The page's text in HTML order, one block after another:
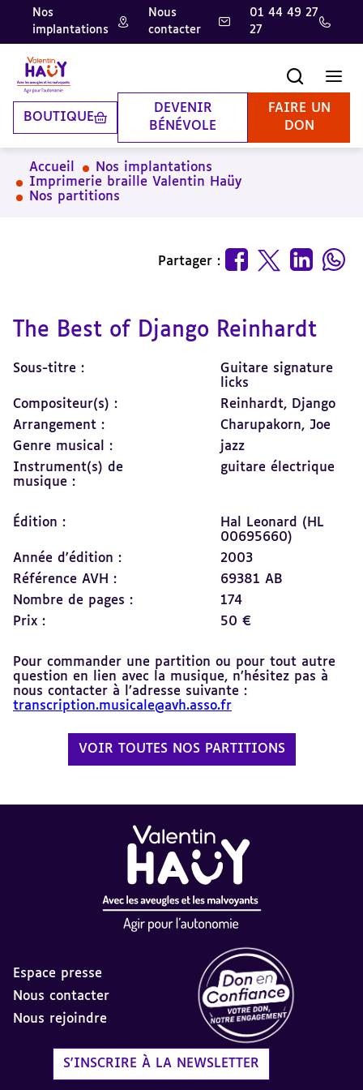
Aller
contenu
principal
Aller
pied
de
page
Aller
la
recherche
Nos
implantations
Nous
contacter
01 44 49 27
27
BOUTIQUE
DEVENIR
BÉNÉVOLE
FAIRE UN
DON
Accueil
Nos implantations
Imprimerie braille Valentin Haüy
Nos partitions
Partager :
The Best of Django Reinhardt
Sous-titre :
Guitare signature
licks
Compositeur(s) :
Reinhardt, Django
Arrangement :
Charupakorn, Joe
Genre musical :
jazz
Instrument(s) de
musique :
guitare électrique
Édition :
Hal Leonard (HL
00695660)
Année d'édition :
2003
Référence AVH :
69381 AB
Nombre de pages :
174
Prix :
50 €
Pour commander une partition ou pour tout autre
question en lien avec la musique, n’hésitez pas à
nous contacter à l’adresse suivante :
transcription.musicale@avh.asso.fr
VOIR TOUTES NOS PARTITIONS
Espace presse
Nous contacter
Nous rejoindre
S'INSCRIRE À LA NEWSLETTER